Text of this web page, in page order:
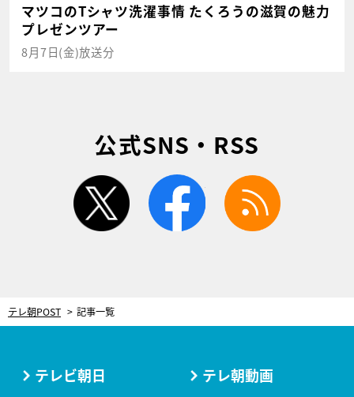
マツコのTシャツ洗濯事情 たくろうの滋賀の魅力
プレゼンツアー
8月7日(金)放送分
公式SNS・RSS
twitter facebook
テレ朝POST 記事一覧
テレビ朝日 テレ朝動画